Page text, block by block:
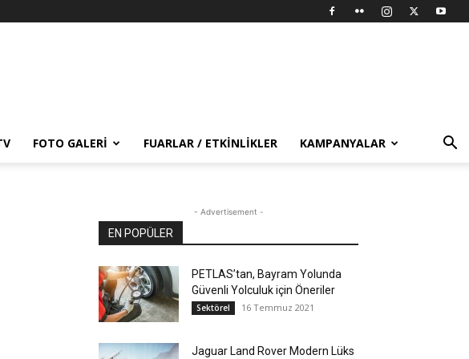
FOTO GALERI FUARLAR / ETKINLIKLER KAMPANYALAR
- Advertisement -
EN POPÜLER
PETLAS’tan, Bayram Yolunda
Güvenli Yolculuk için Öneriler
Sektörel 16 Temmuz 2021
Jaguar Land Rover Modern Lüks